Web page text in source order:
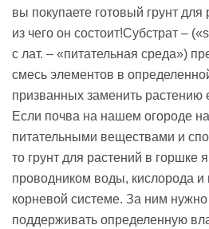
вы покупаете готовый грунт для
из чего он состоит!Субстрат –
с лат. – «питательная среда»)
смесь элементов в
призванных заменить растению
Если почва на нашем огороде
питательными веществами и
то грунт для растений в горшке
проводником воды, кислорода и
корневой системе. За ним
поддерживать определенную